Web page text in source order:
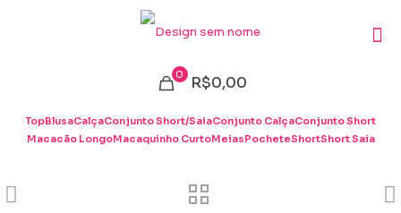
0 R$0,00
TopBlusaCalçaConjunto Short/SaiaConjunto CalçaConjunto Short
Macacão LongoMacaquinho CurtoMeiasPocheteShortShort Saia